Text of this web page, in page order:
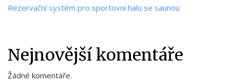
Rezervační systém pro sportovní halu se saunou
Nejnovější komentáře
Žádné komentáře.